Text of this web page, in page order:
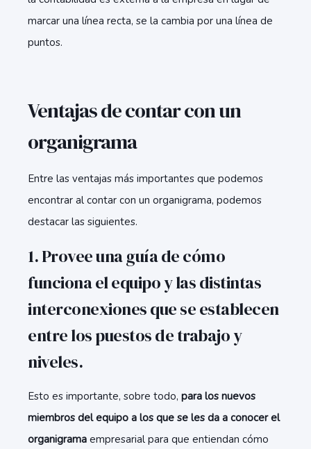
marcar una línea recta, se la cambia por una línea de
puntos.
Ventajas de contar con un
organigrama
Entre las ventajas más importantes que podemos
encontrar al contar con un organigrama, podemos
destacar las siguientes.
1. Provee una guía de cómo
funciona el equipo y las distintas
interconexiones que se establecen
entre los puestos de trabajo y
niveles.
Esto es importante, sobre todo, para los nuevos
miembros del equipo a los que se les da a conocer el
organigrama empresarial para que entiendan cómo